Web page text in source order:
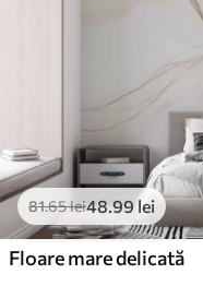
81.65lei48.99 lei
Floare mare delicată